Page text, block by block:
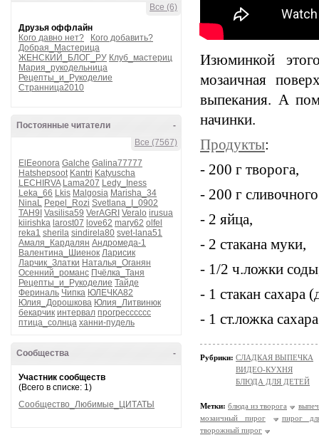
Все (6)
Друзья оффлайн
Кого давно нет?
Кого добавить?
Добрая_Мастерица
ЖЕНСКИЙ_БЛОГ_РУ Клуб_мастериц
Мария_рукодельница
Рецепты_и_Рукоделие
Странница2010
-
Постоянные читатели
Все (7567)
ElEeonora Galche Galina77777
Hatshepsoot Kantri Katyuscha
LECHIRVA Lama207 Ledy_Iness
Leka_66 Lkis Malgosia Marisha_34
NinaL Pepel_Rozi Svetlana_I_0902
TAH9I Vasilisa59 VerAGRI Veralo irusua
kiirishka larost07 love62 mary62 olfel
reka1 sherila sindirela80 svet-lana51
Амаля_Кардалян Андромеда-1
Валентина_Шиенок Ларисик
Ларчик_Златки Наталья_Оганян
Осенний_романс Пчёлка_Таня
Рецепты_и_Рукоделие Тайде
Фериналь Чипка ЮЛЕЧКА82
Юлия_Дорошкова Юлия_Литвинюк
бекарчик интервал прогресссссс
птица_солнца ханни-пудель
-
Сообщества
Участник сообществ
(Всего в списке: 1)
Сообщество_Любимые_ЦИТАТЫ
Изюминкой
мозаичная
выпекания. А
начинки.
Продукты:
- 200 г творога,
- 200 г
- 2 яйца,
- 2 стакана муки,
- 1/2 ч.ложки
- 1 стакан сахара
- 1 ст.ложка
Рубрики: СЛАДКАЯ ВЫПЕЧКА
ВИДЕО-КУХНЯ
БЛЮДА ДЛЯ ДЕТЕЙ
Метки: блюда из творога
мозаичный пирог
пирог
творожный пирог